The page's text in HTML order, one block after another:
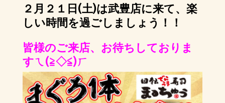
２月２１日(土)は武豊店に来て、楽
しい時間を過ごしましょう！！
皆様のご来店、お待ちしておりま
すㄟ(≧◇≦)ㄏ